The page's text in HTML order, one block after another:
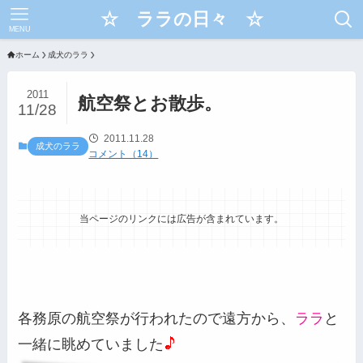
☆ ララの日々 ☆
MENU
ホーム 成犬のララ
航空祭とお散歩。
2011
11/28
成犬のララ
2011.11.28
コメント（14）
当ページのリンクには広告が含まれています。
各務原の航空祭が行われたので遠方から、 ララ と
一緒に眺めていました